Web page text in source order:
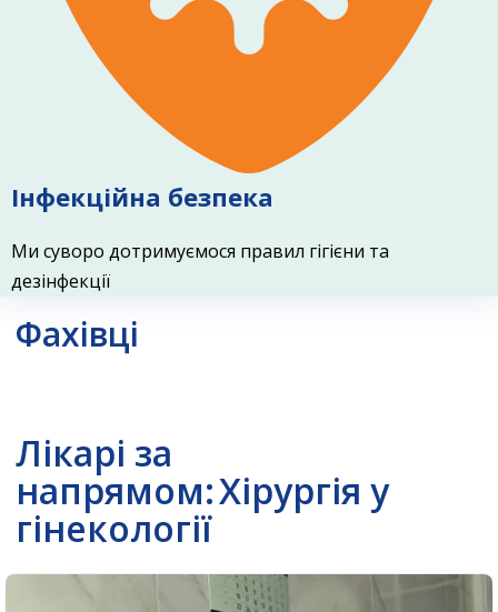
Інфекційна безпека
Ми суворо дотримуємося правил гігієни та
дезінфекції
Фахівці
Лікарі за
напрямом:Хірургія у
гінекології